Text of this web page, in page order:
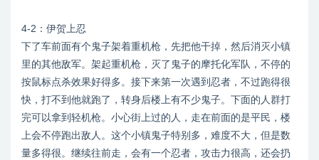
4-2：伊贺上忍
下了车前面有个鬼子架着重机枪，先把他干掉，然后消灭小镇
里的其他敌军。架起重机枪，灭了鬼子的摩托化军队，不停的
按鼠标点杀效果好得多。接下来第一次遇到忍者，不过跑得很
快，打不到他就跑了，转身后楼上有不少鬼子。下面的人群打
完可以拿到轻机枪。小心街上过的人，走在前面的是平民，楼
上会不停跑出敌人。这个小镇鬼子特别多，难度不大，但是数
量多得很。继续往前走，会有一个忍者，攻击力很高，还会扔